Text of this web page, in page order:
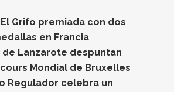
Grifo premiada con dos
en Francia
de Lanzarote despuntan
Mondial de Bruxelles
Regulador celebra un